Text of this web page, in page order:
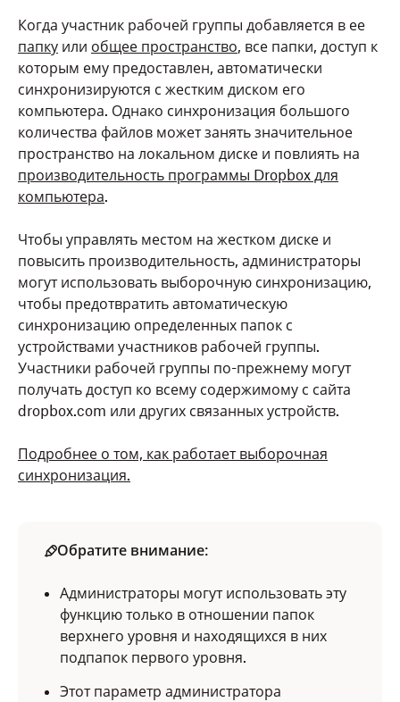
Когда участник рабочей группы добавляется в ее
папку или общее пространство, все папки, доступ к
которым ему предоставлен, автоматически
синхронизируются с жестким диском его
компьютера. Однако синхронизация большого
количества файлов может занять значительное
пространство на локальном диске и повлиять на
производительность программы Dropbox для
компьютера.
Чтобы управлять местом на жестком диске и
повысить производительность, администраторы
могут использовать выборочную синхронизацию,
чтобы предотвратить автоматическую
синхронизацию определенных папок с
устройствами участников рабочей группы.
Участники рабочей группы по-прежнему могут
получать доступ ко всему содержимому с сайта
dropbox.com или других связанных устройств.
Подробнее о том, как работает выборочная
синхронизация.
Обратите внимание:
Администраторы могут использовать эту
функцию только в отношении папок
верхнего уровня и находящихся в них
подпапок первого уровня.
Этот параметр администратора